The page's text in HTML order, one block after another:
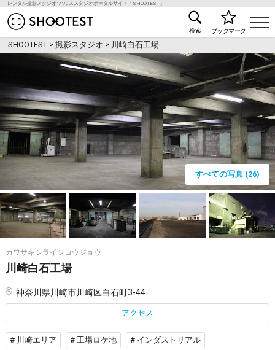
レンタル撮影スタジオ･ハウススタジオポータルサイト「SHOOTEST」
レンタル撮影スタジオ･ハウススタジオ検索の
検索 ブックマーク
SHOOTEST >撮影スタジオ > 川崎白石工場
すべての写真 (26)
カワサキシライシコウジョウ
川崎白石工場
神奈川県川崎市川崎区白石町3-44
アクセス
# 川崎エリア # 工場ロケ地 # インダストリアル